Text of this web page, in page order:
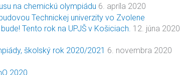
na chemickú olympiádu 6. apríla 2020
Tento rok na UPJŠ v Košiciach. 12. júna 2020
školský rok 2020/2021 6. novembra 2020